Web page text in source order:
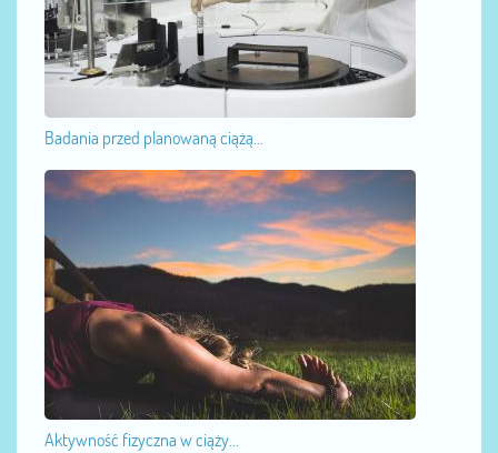
Badania przed planowaną ciążą...
Aktywność fizyczna w ciąży...